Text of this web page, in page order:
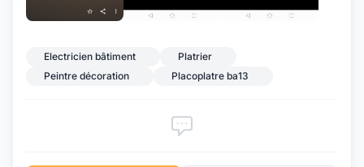
Electricien bâtiment
Platrier
Peintre décoration
Placoplatre ba13